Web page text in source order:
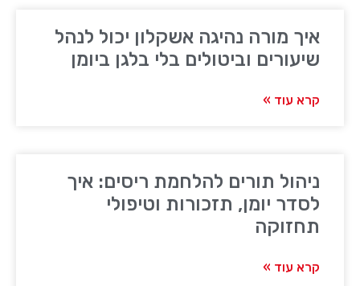
איך מורה נהיגה אשקלון יכול לנהל
שיעורים וביטולים בלי בלגן ביומן
קרא עוד »
ניהול תורים להלחמת ריסים: איך
לסדר יומן, תזכורות וטיפולי
תחזוקה
קרא עוד »